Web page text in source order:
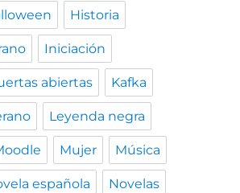
Historia
Iniciación
abiertas Kafka
Leyenda negra
Mujer Música
española Novelas